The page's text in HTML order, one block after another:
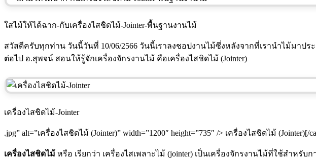
ใสไม้ให้ได้ฉาก-กับเครื่องไสชิดไม้-Jointer-พื้นฐานงานไม้
สวัสดีครับทุกท่าน วันนี้วันที่ 10/06/2566 วันนี้เราลงชอปงานไม้ซึ่งหลังจากที่เรานำไม้มาป
ต่อไป อ.สุพจน์ สอนให้รู้จักเครื่องจักรงานไม้ คือเครื่องไสชิดไม้ (Jointer)
เครื่องไสชิดไม้-Jointer
.jpg” alt=”เครื่องไสชิดไม้ (Jointer)” width=”1200″ height=”735″ /> เครื่องไสชิดไม้ (Jointer)[/
เครื่องไสชิดไม้ หรือ เรียกว่า เครื่องไสเพลาะไม้ (jointer) เป็นเครื่องจักรงานไม้ที่ใช้สำห